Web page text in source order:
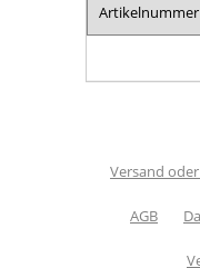
Artikelnummer
Versand
AGB